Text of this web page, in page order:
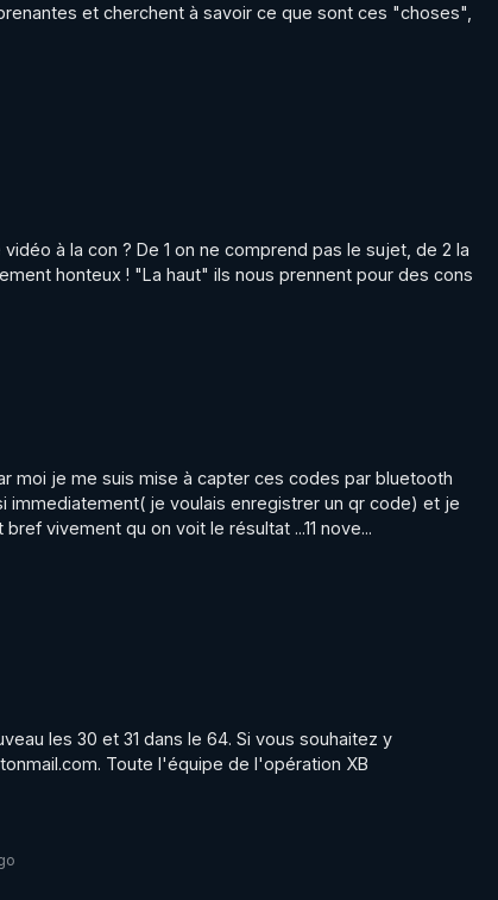
et cherchent à savoir ce que sont ces "choses",
à la con ? De 1 on ne comprend pas le sujet, de 2 la
honteux ! "La haut" ils nous prennent pour des cons
moi je me suis mise à capter ces codes par bluetooth
immediatement( je voulais enregistrer un qr code) et je
vivement qu on voit le résultat ...11 nove...
les 30 et 31 dans le 64. Si vous souhaitez y
Toute l'équipe de l'opération XB